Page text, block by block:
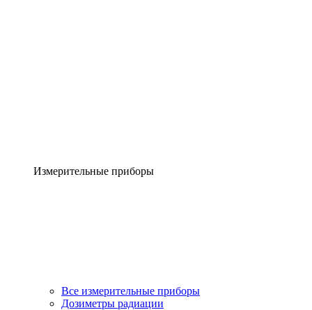
Измерительные приборы
Все измерительные приборы
Дозиметры радиации